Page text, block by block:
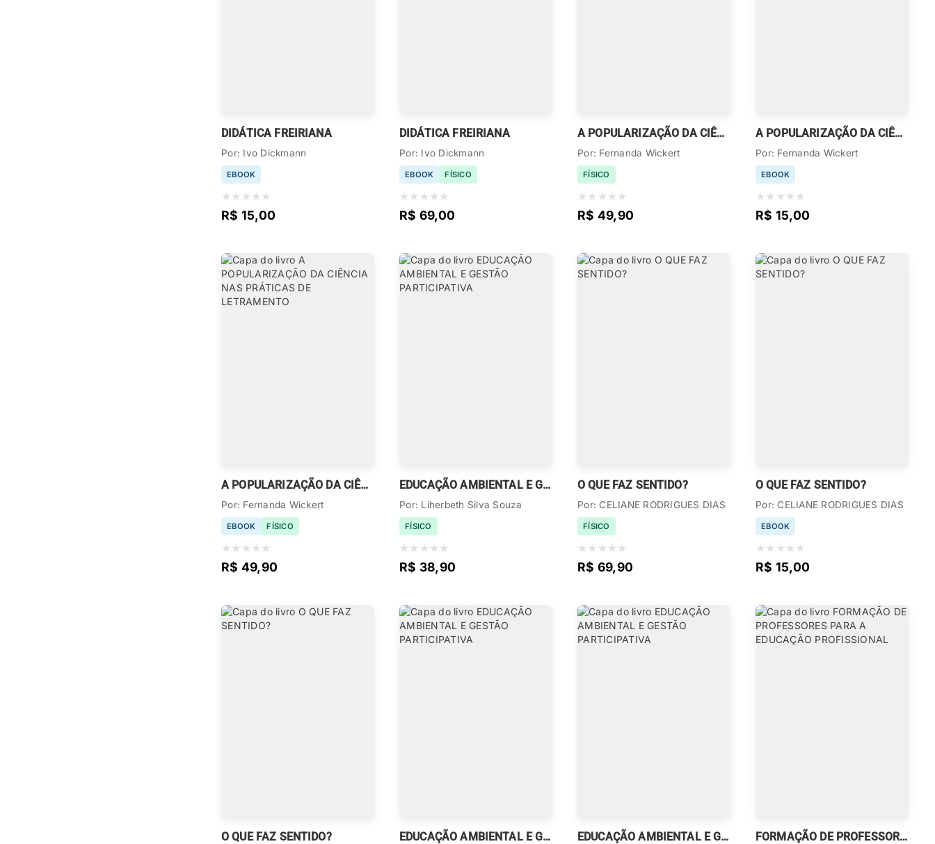
DIDÁTICA FREIRIANA
Por: Ivo Dickmann
EBOOK
★ ★ ★ ★ ★
R$ 15,00
DIDÁTICA FREIRIANA
Por: Ivo Dickmann
EBOOK FÍSICO
★ ★ ★ ★ ★
R$ 69,00
A POPULARIZAÇÃO DA CIÊNCIA NAS PRÁTICAS DE LETRAMENTO
Por: Fernanda Wickert
FÍSICO
★ ★ ★ ★ ★
R$ 49,90
A POPULARIZAÇÃO DA CIÊNCIA NAS PRÁTICAS DE LETRAMENTO
Por: Fernanda Wickert
EBOOK
★ ★ ★ ★ ★
R$ 15,00
A POPULARIZAÇÃO DA CIÊNCIA NAS PRÁTICAS DE LETRAMENTO
Por: Fernanda Wickert
EBOOK FÍSICO
★ ★ ★ ★ ★
R$ 49,90
EDUCAÇÃO AMBIENTAL E GESTÃO PARTICIPATIVA
Por: Liherbeth Silva Souza
FÍSICO
★ ★ ★ ★ ★
R$ 38,90
O QUE FAZ SENTIDO?
Por: CELIANE RODRIGUES DIAS
FÍSICO
★ ★ ★ ★ ★
R$ 69,90
O QUE FAZ SENTIDO?
Por: CELIANE RODRIGUES DIAS
EBOOK
★ ★ ★ ★ ★
R$ 15,00
O QUE FAZ SENTIDO? EDUCAÇÃO AMBIENTAL E GESTÃO PARTICIPATIVA EDUCAÇÃO AMBIENTAL E GESTÃO PARTICIPATIVA FORMAÇÃO DE PROFESSORES PARA A EDUCAÇÃO PROFISSIONAL